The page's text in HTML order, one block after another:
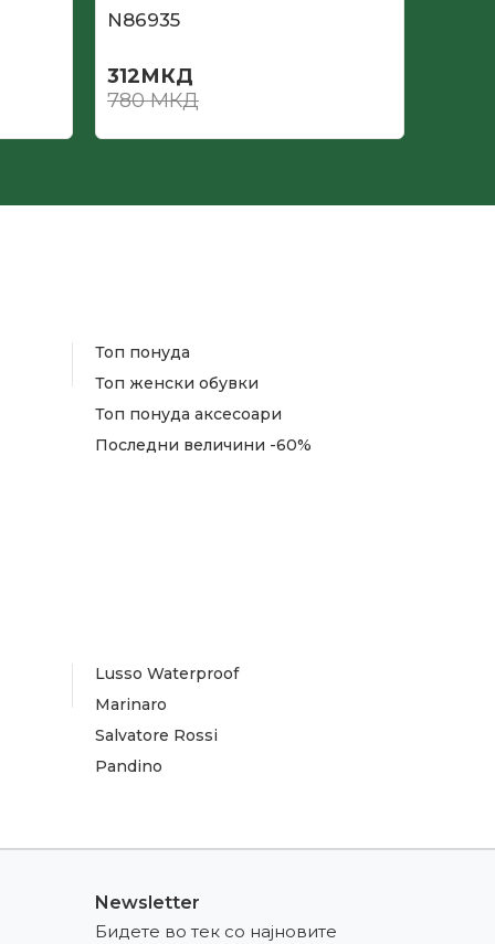
N86935
312МКД
780МКД
Топ понуда
Топ женски обувки
Топ понуда аксесоари
Последни величини -60%
Lusso Waterproof
Marinaro
Salvatore Rossi
Pandino
Newsletter
Бидете во тек со најновите